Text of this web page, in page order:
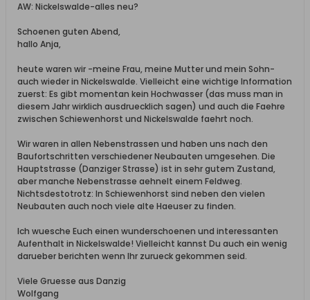
AW: Nickelswalde-alles neu?
Schoenen guten Abend,
hallo Anja,
heute waren wir -meine Frau, meine Mutter und mein Sohn-
auch wieder in Nickelswalde. Vielleicht eine wichtige Information
zuerst: Es gibt momentan kein Hochwasser (das muss man in
diesem Jahr wirklich ausdruecklich sagen) und auch die Faehre
zwischen Schiewenhorst und Nickelswalde faehrt noch.
Wir waren in allen Nebenstrassen und haben uns nach den
Baufortschritten verschiedener Neubauten umgesehen. Die
Hauptstrasse (Danziger Strasse) ist in sehr gutem Zustand,
aber manche Nebenstrasse aehnelt einem Feldweg.
Nichtsdestotrotz: In Schiewenhorst sind neben den vielen
Neubauten auch noch viele alte Haeuser zu finden.
Ich wuesche Euch einen wunderschoenen und interessanten
Aufenthalt in Nickelswalde! Vielleicht kannst Du auch ein wenig
darueber berichten wenn Ihr zurueck gekommen seid.
Viele Gruesse aus Danzig
Wolfgang